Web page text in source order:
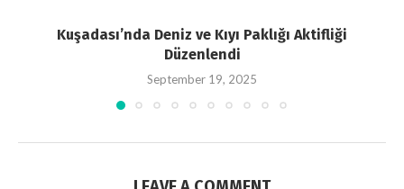
Kuşadası’nda Deniz ve Kıyı Paklığı Aktifliği
Düzenlendi
September 19, 2025